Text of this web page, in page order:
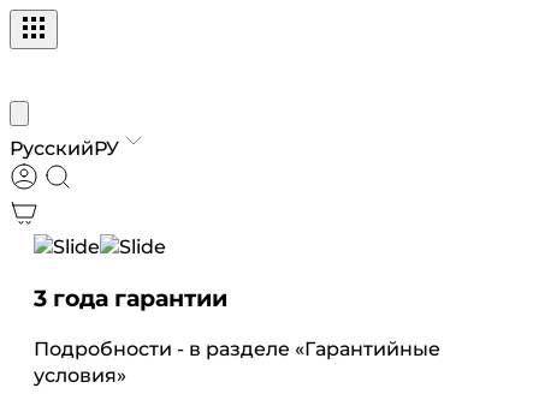
РусскийРУ
3 года гарантии
Подробности - в разделе «Гарантийные
условия»